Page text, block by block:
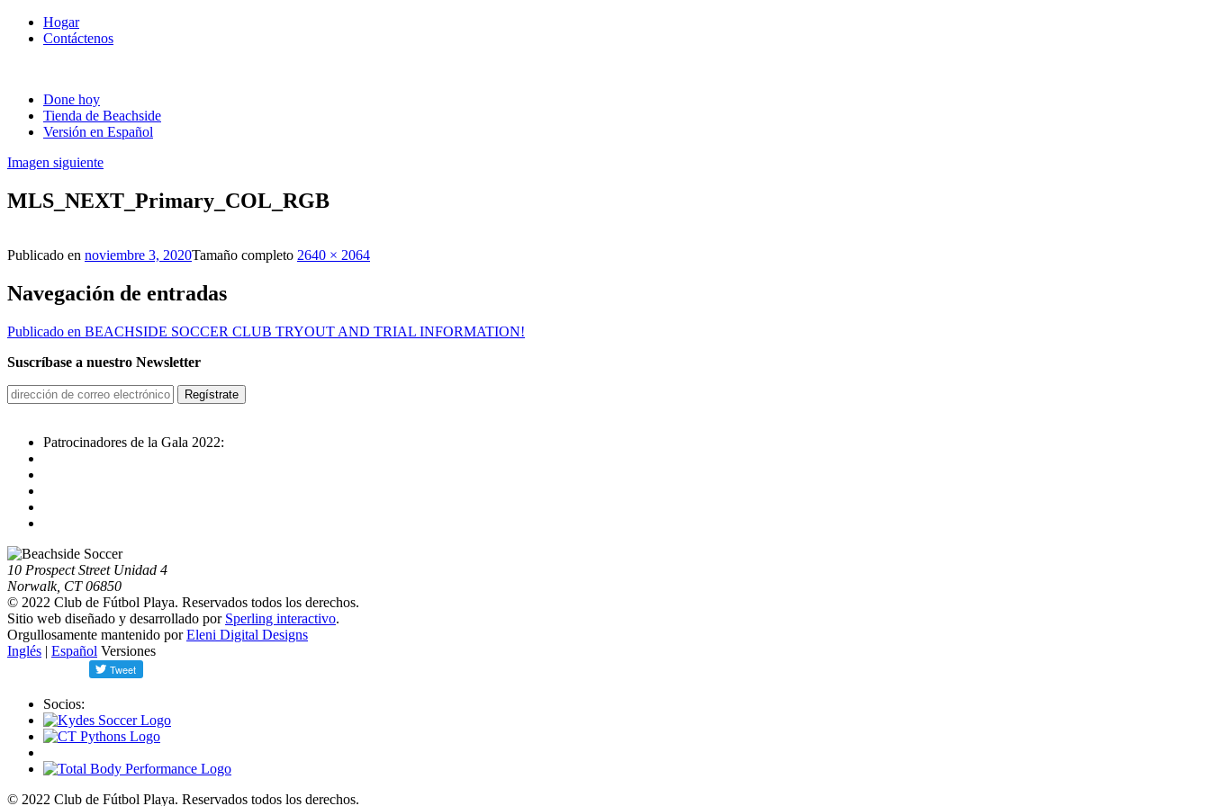
Hogar
Contáctenos
Done hoy
Tienda de Beachside
Versión en Español
Imagen siguiente
MLS_NEXT_Primary_COL_RGB
Publicado en noviembre 3, 2020Tamaño completo 2640 × 2064
Navegación de entradas
Publicado en BEACHSIDE SOCCER CLUB TRYOUT AND TRIAL INFORMATION!
Suscríbase a nuestro Newsletter
Patrocinadores de la Gala 2022:
10 Prospect Street Unidad 4
Norwalk, CT 06850
© 2022 Club de Fútbol Playa. Reservados todos los derechos.
Sitio web diseñado y desarrollado por Sperling interactivo.
Orgullosamente mantenido porEleni Digital Designs
Inglés | Español Versiones
Socios:
© 2022 Club de Fútbol Playa. Reservados todos los derechos.